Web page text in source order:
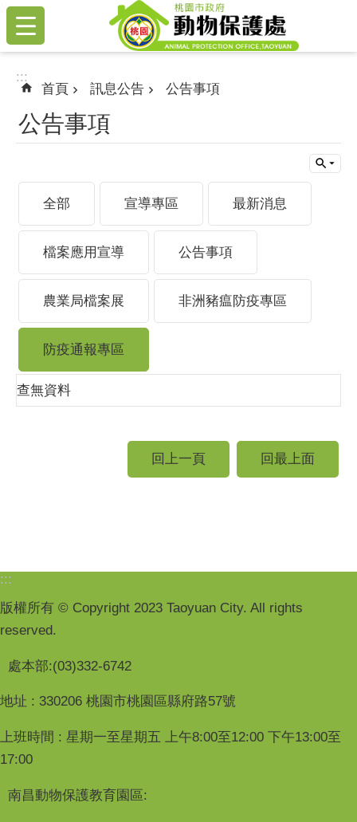
跳到主要內容區塊
:::
:::
首頁 訊息公告 公告事項
公告事項
全部 宣導專區 最新消息
檔案應用宣導 公告事項
農業局檔案展 非洲豬瘟防疫專區
防疫通報專區
查無資料
回上一頁 回最上面
:::
版權所有 © Copyright 2023 Taoyuan City. All rights
reserved.
處本部:(03)332-6742
地址 : 330206 桃園市桃園區縣府路57號
上班時間 : 星期一至星期五 上午8:00至12:00 下午13:00至
17:00
南昌動物保護教育園區: